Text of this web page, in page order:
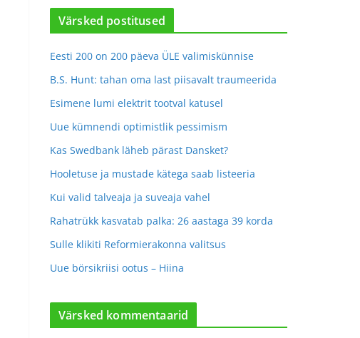
Värsked postitused
Eesti 200 on 200 päeva ÜLE valimiskünnise
B.S. Hunt: tahan oma last piisavalt traumeerida
Esimene lumi elektrit tootval katusel
Uue kümnendi optimistlik pessimism
Kas Swedbank läheb pärast Dansket?
Hooletuse ja mustade kätega saab listeeria
Kui valid talveaja ja suveaja vahel
Rahatrükk kasvatab palka: 26 aastaga 39 korda
Sulle klikiti Reformierakonna valitsus
Uue börsikriisi ootus – Hiina
Värsked kommentaarid